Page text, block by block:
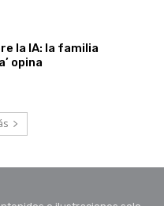
la IA: la familia
opina